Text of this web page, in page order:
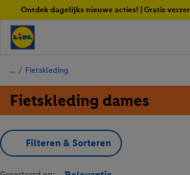
Ontdek dagelijks nieuwe acties! | Gratis
/ Fietskleding
Fietskleding dames
Filteren & Sorteren